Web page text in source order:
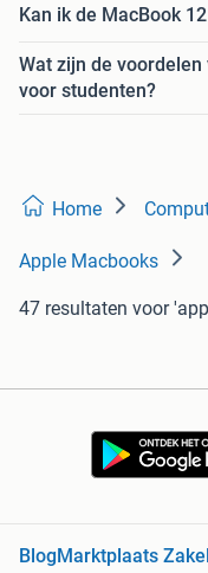
Kan ik de MacBook
Wat zijn de
voor studenten?
Home
Apple Macbooks
47 resultaten voor
BlogMarktplaats